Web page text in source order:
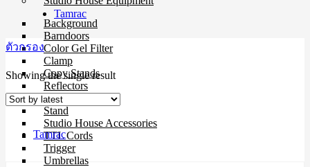
Background
Barndoors
Color Gel Filter
Clamp
Copy Stands
Reflectors
Softboxes
Stand
Studio House Accessories
TTL Cords
Trigger
Umbrellas
Tamrac
ตัวกรอง
Showing the single result
Tamrac